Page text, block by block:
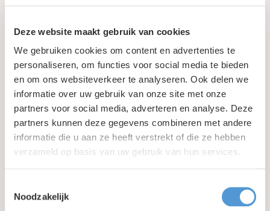
Deze website maakt gebruik van cookies
We gebruiken cookies om content en advertenties te
personaliseren, om functies voor social media te bieden
en om ons websiteverkeer te analyseren. Ook delen we
informatie over uw gebruik van onze site met onze
partners voor social media, adverteren en analyse. Deze
partners kunnen deze gegevens combineren met andere
informatie die u aan ze heeft verstrekt of die ze hebben
verzameld op basis van uw gebruik van hun services.
Noodzakelijk
Tilburg, Nederland